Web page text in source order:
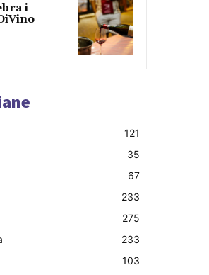
i
121
35
67
233
275
233
103